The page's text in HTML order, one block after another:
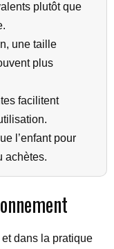
plutôt que
une taille
plus
facilitent
l’enfant pour
achètes.
dans la pratique